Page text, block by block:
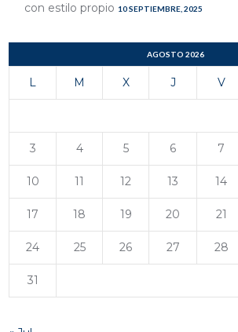
con estilo propio 10 SEPTIEMBRE, 2025
AGOSTO 2026
L M X J V
3 4 5 6 7
10 11 12 13 14
17 18 19 20 21
24 25 26 27 28
31